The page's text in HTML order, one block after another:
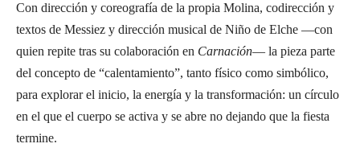
Con dirección y coreografía de la propia Molina, codirección y
textos de Messiez y dirección musical de Niño de Elche —con
quien repite tras su colaboración en Carnación— la pieza parte
del concepto de “calentamiento”, tanto físico como simbólico,
para explorar el inicio, la energía y la transformación: un círculo
en el que el cuerpo se activa y se abre no dejando que la fiesta
termine.